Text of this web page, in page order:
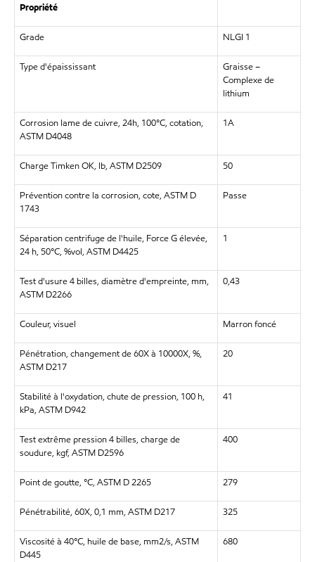
Propriété
Grade NLGI 1
Type d'épaississant
Graisse –
Complexe de
lithium
Corrosion lame de cuivre, 24h, 100°C, cotation,
ASTM D4048
1A
Charge Timken OK, lb, ASTM D2509 50
Prévention contre la corrosion, cote, ASTM D
1743
Passe
Séparation centrifuge de l'huile, Force G élevée,
24 h, 50°C, %vol, ASTM D4425
1
Test d'usure 4 billes, diamètre d'empreinte, mm,
ASTM D2266
0,43
Couleur, visuel Marron foncé
Pénétration, changement de 60X à 10000X, %,
ASTM D217
20
Stabilité à l'oxydation, chute de pression, 100 h,
kPa, ASTM D942
41
Test extrême pression 4 billes, charge de
soudure, kgf, ASTM D2596
400
Point de goutte, °C, ASTM D 2265 279
Pénétrabilité, 60X, 0,1 mm, ASTM D217 325
Viscosité à 40°C, huile de base, mm2/s, ASTM
D445
680